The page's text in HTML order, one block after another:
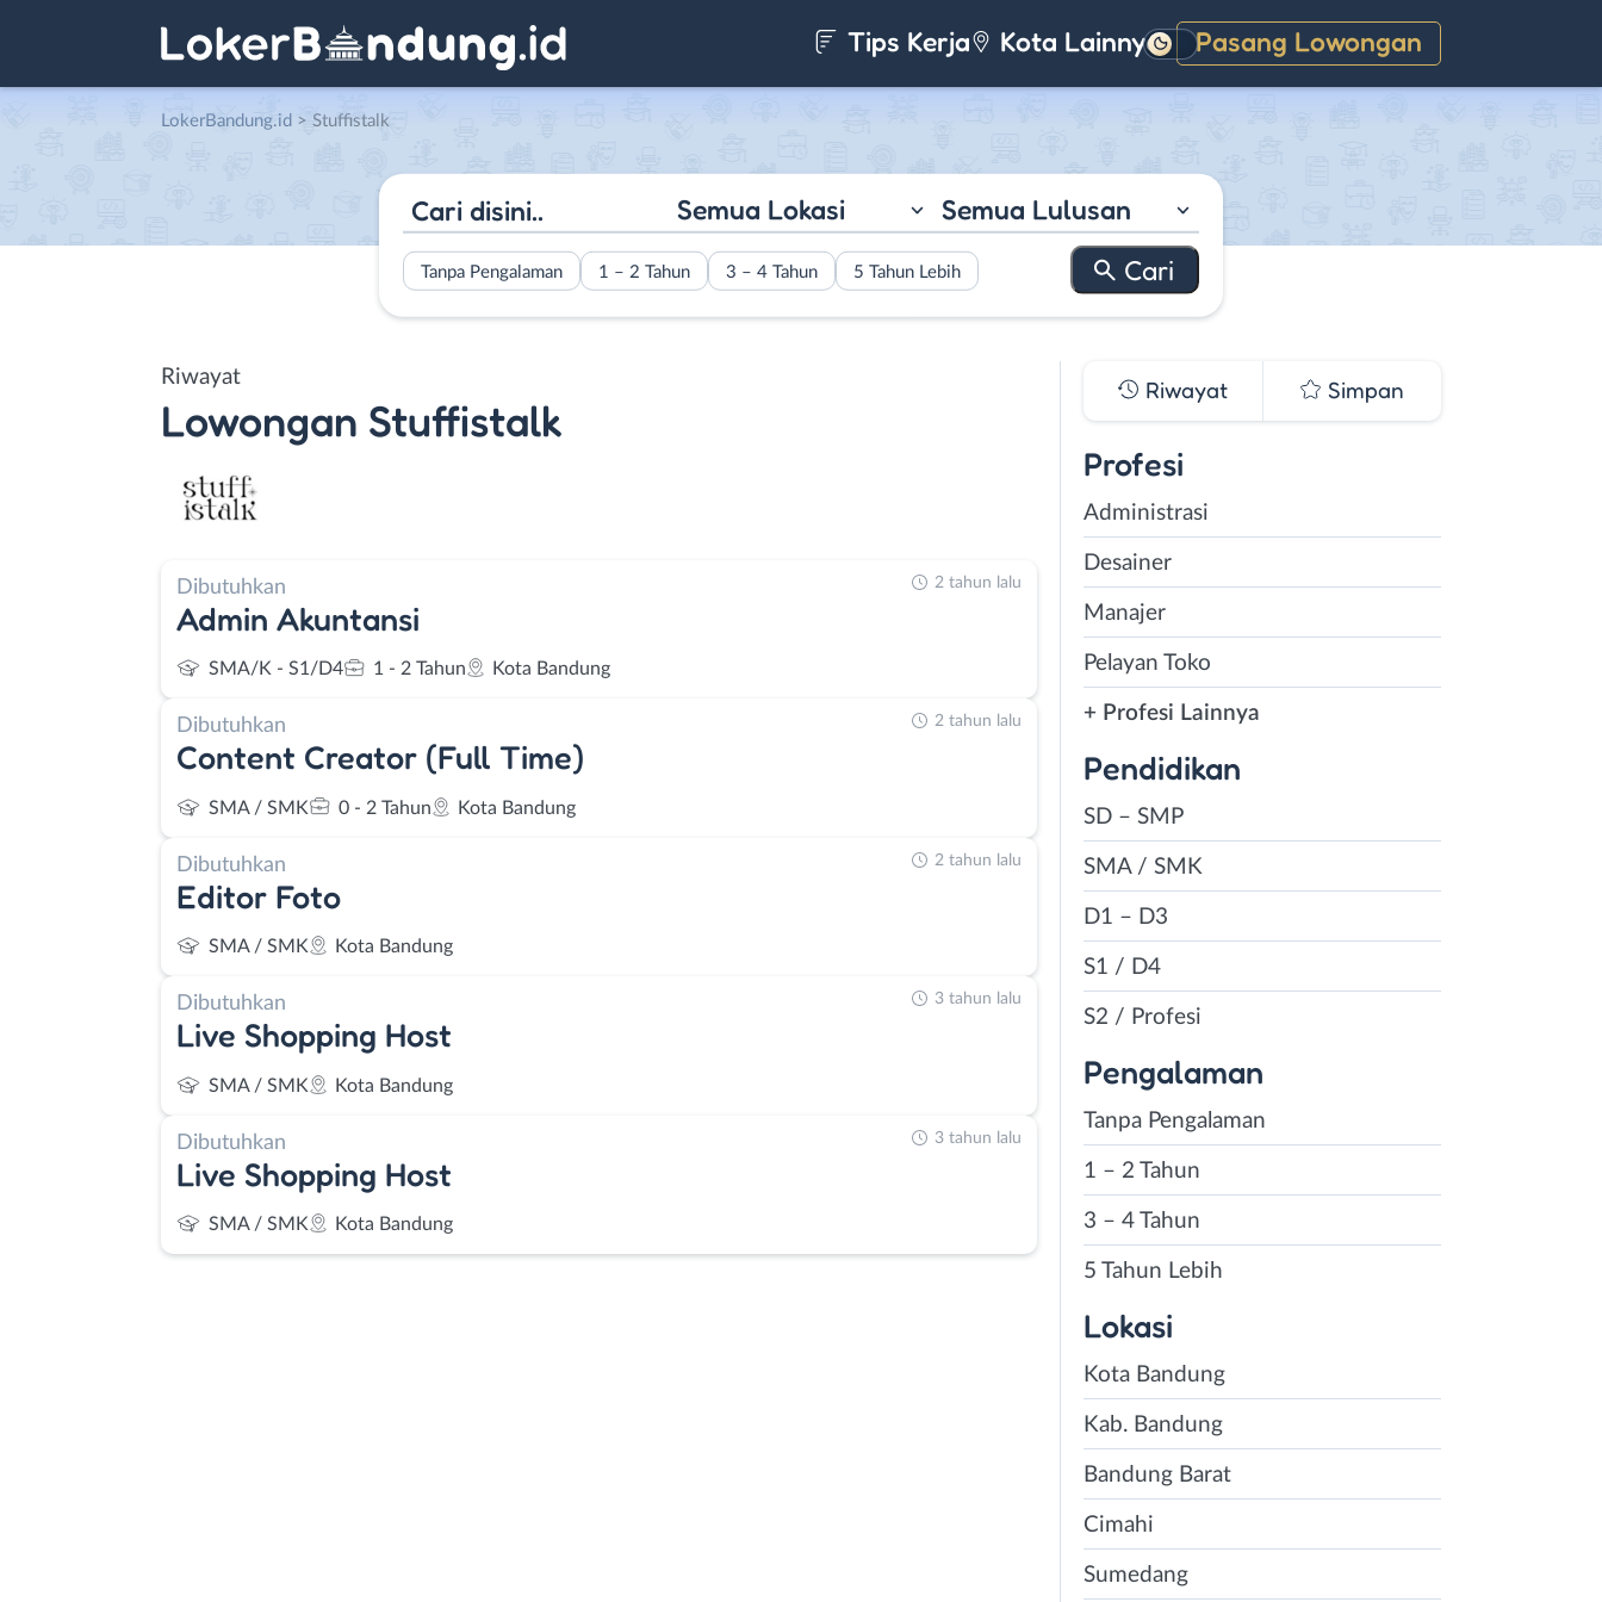
Tips Kerja Kota Lainnya Pasang Lowongan
Gelap
LokerBandung.id > Stuffistalk
Semua Lokasi Semua Lulusan
Tanpa Pengalaman 1 – 2 Tahun 3 – 4 Tahun 5 Tahun Lebih
Riwayat
Lowongan Stuffistalk
Dibutuhkan
Admin Akuntansi
SMA/K - S1/D4 1 - 2 Tahun Kota Bandung
2 tahun lalu
Dibutuhkan
Content Creator (Full Time)
SMA / SMK 0 - 2 Tahun Kota Bandung
2 tahun lalu
Dibutuhkan
Editor Foto
SMA / SMK Kota Bandung
2 tahun lalu
Dibutuhkan
Live Shopping Host
SMA / SMK Kota Bandung
3 tahun lalu
Dibutuhkan
Live Shopping Host
SMA / SMK Kota Bandung
3 tahun lalu
Riwayat Simpan
Profesi
Administrasi
Desainer
Manajer
Pelayan Toko
+ Profesi Lainnya
Pendidikan
SD – SMP
SMA / SMK
D1 – D3
S1 / D4
S2 / Profesi
Pengalaman
Tanpa Pengalaman
1 – 2 Tahun
3 – 4 Tahun
5 Tahun Lebih
Lokasi
Kota Bandung
Kab. Bandung
Bandung Barat
Cimahi
Sumedang